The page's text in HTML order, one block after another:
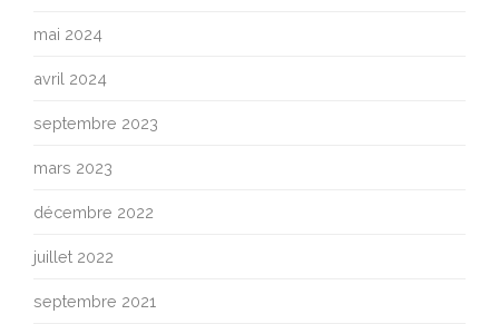
mai 2024
avril 2024
septembre 2023
mars 2023
décembre 2022
juillet 2022
septembre 2021